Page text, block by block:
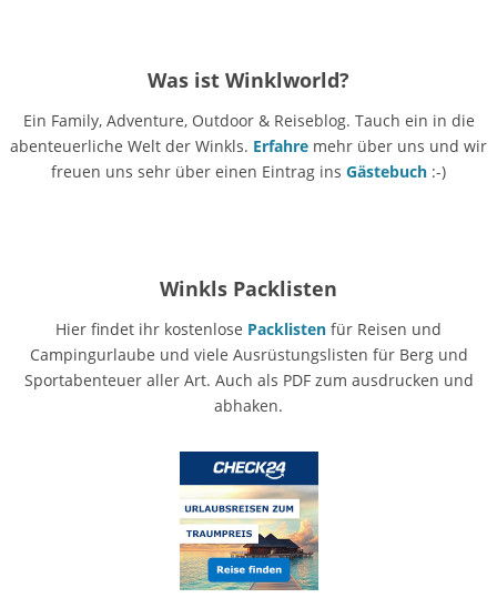
Was ist Winklworld?
Ein Family, Adventure, Outdoor & Reiseblog. Tauch ein in die
abenteuerliche Welt der Winkls. Erfahre mehr über uns und wir
freuen uns sehr über einen Eintrag ins Gästebuch :-)
Winkls Packlisten
Hier findet ihr kostenlose Packlisten für Reisen und
Campingurlaube und viele Ausrüstungslisten für Berg und
Sportabenteuer aller Art. Auch als PDF zum ausdrucken und
abhaken.